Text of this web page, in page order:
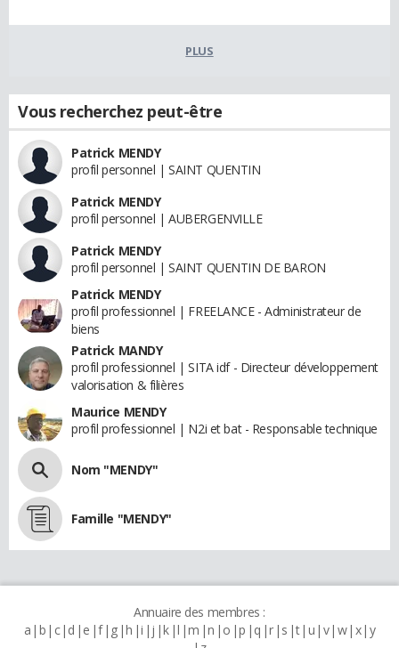
PLUS
Vous recherchez peut-être
Patrick MENDY
profil personnel | SAINT QUENTIN
Patrick MENDY
profil personnel | AUBERGENVILLE
Patrick MENDY
profil personnel | SAINT QUENTIN DE BARON
Patrick MENDY
profil professionnel | FREELANCE - Administrateur de
biens
Patrick MANDY
profil professionnel | SITA idf - Directeur développement
valorisation & filières
Maurice MENDY
profil professionnel | N2i et bat - Responsable technique
Nom "MENDY"
Famille "MENDY"
Annuaire des membres :
a b c d e f g h i j k l m n o p q r s t u v w x y